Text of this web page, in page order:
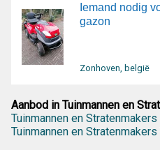
Iemand nodig
gazon
Zonhoven, belgië
Aanbod in Tuinmannen en
Tuinmannen en
Tuinmannen en